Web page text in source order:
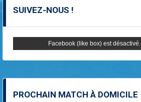
SUIVEZ-NOUS !
Facebook (like box) est désactivé.
PROCHAIN MATCH À DOMICILE